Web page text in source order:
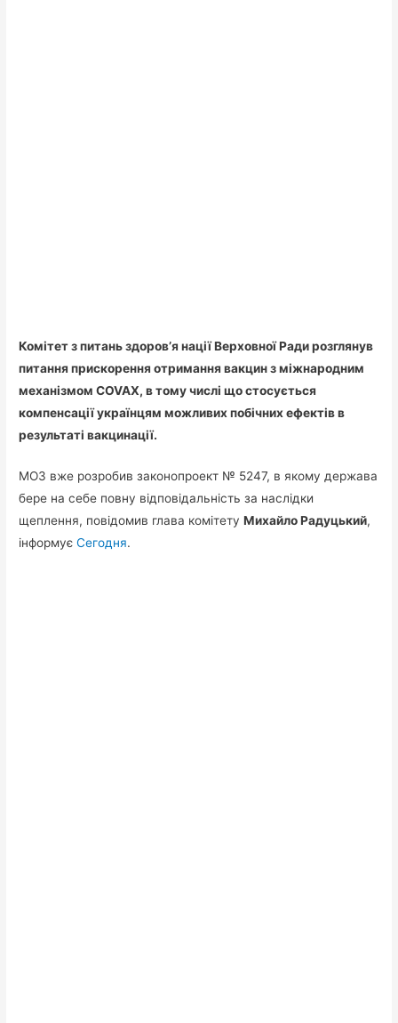
Комітет з питань здоров’я нації Верховної Ради розглянув
питання прискорення отримання вакцин з міжнародним
механізмом СOVAX, в тому числі що стосується
компенсації українцям можливих побічних ефектів в
результаті вакцинації.
МОЗ вже розробив законопроект № 5247, в якому держава
бере на себе повну відповідальність за наслідки
щеплення, повідомив глава комітетуМихайло Радуцький,
інформуєСегодня.